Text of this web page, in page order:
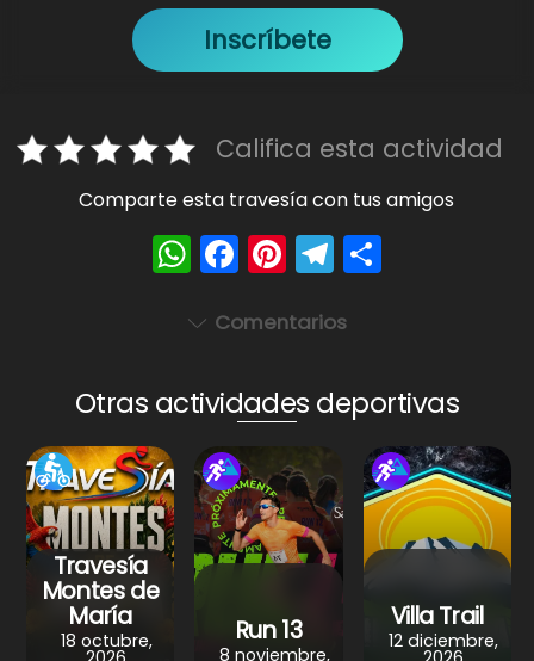
Inscríbete
Califica esta actividad
Comparte esta travesía con tus amigos
W
h
a
A
p
p
F
a
c
b
o
k
Pi
nt
er
st
T
el
e
a
m
Comentarios
Otras actividades deportivas
Travesía
Montes de
María
18 octubre, Run 13
8 noviembre,
Villa Trail
12 diciembre,